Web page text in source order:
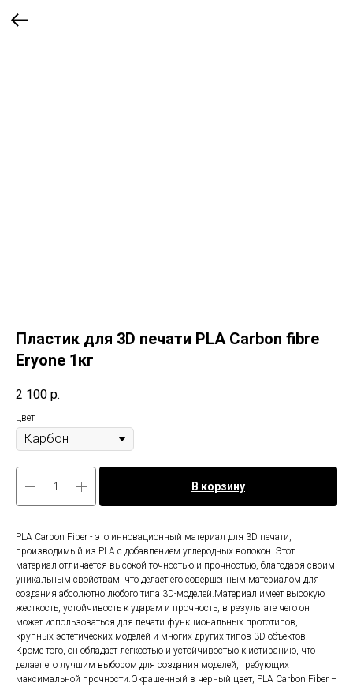
Пластик для 3D печати PLA Carbon fibre
Eryone 1кг
2 100 р.
цвет
В корзину
PLA Carbon Fiber - это инновационный материал для 3D печати,
производимый из PLA с добавлением углеродных волокон. Этот
материал отличается высокой точностью и прочностью, благодаря своим
уникальным свойствам, что делает его совершенным материалом для
создания абсолютно любого типа 3D-моделей.Материал имеет высокую
жесткость, устойчивость к ударам и прочность, в результате чего он
может использоваться для печати функциональных прототипов,
крупных эстетических моделей и многих других типов 3D-объектов.
Кроме того, он обладает легкостью и устойчивостью к истиранию, что
делает его лучшим выбором для создания моделей, требующих
максимальной прочности.Окрашенный в черный цвет, PLA Carbon Fiber –